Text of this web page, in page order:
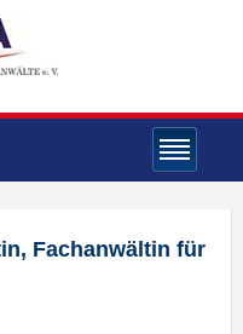
Fachanwältin für